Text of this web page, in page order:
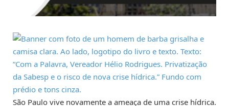
São Paulo vive novamente a ameaça de uma crise hídrica.